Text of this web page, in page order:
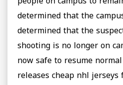
determined that the
determined that the
shooting is no longer on
now safe to resume
releases cheap nhl